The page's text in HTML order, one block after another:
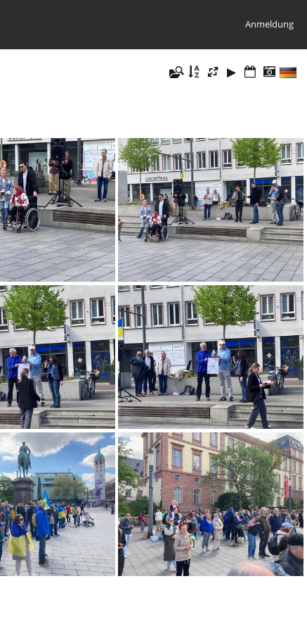
Anmeldung
UkraineKundgebungDarmstadt-003-2025 04 19-10 46 00 UkraineKundgebungDarmstadt-004-2025 04 19-10 46 05
UkraineKundgebungDarmstadt-008-2025 04 19-11 20 53 UkraineKundgebungDarmstadt-009-2025 04 19-11 20 54